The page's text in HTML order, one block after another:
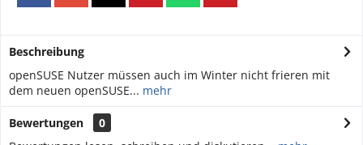
Beschreibung
openSUSE Nutzer müssen auch im Winter nicht frieren mit
dem neuen openSUSE... mehr
Bewertungen
0